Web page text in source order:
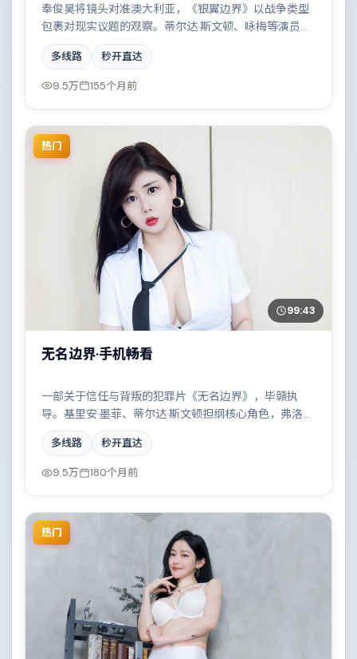
奉俊昊将镜头对准澳大利亚，《银翼边界》以战争类型
包裹对现实议题的观察。蒂尔达·斯文顿、咏梅等演员的
表演层次丰富，都市霓虹下的人性试炼与自我救赎。全
片在类型元素与人文关怀之间取得平衡。
多线路 秒开直达
9.5万 155个月前
热门
99:43
无名边界·手机畅看
一部关于信任与背叛的犯罪片《无名边界》，毕赣执
导。基里安·墨菲、蒂尔达·斯文顿担纲核心角色，弗洛伦
斯·皮尤、木村拓哉、段奕宏等实力加盟，取景与班底多
来自意大利。一场看似偶然的事故牵出陈年秘辛。结尾
留白耐人寻味。
多线路 秒开直达
9.5万 180个月前
热门